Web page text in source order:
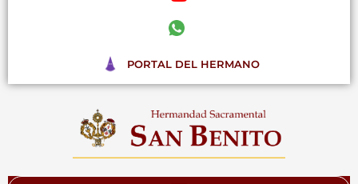
PORTAL DEL HERMANO